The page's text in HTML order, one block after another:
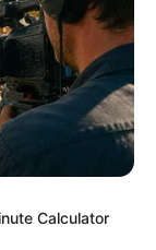
Calculator